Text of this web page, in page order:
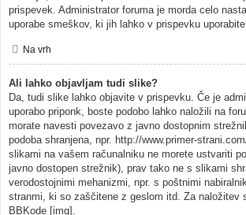
prispevek. Administrator foruma je morda celo
uporabe smeškov, ki jih lahko v prispevku uporabite.
Na vrh
Ali lahko objavljam tudi slike?
Da, tudi slike lahko objavite v prispevku. Če je
uporabo priponk, boste podobo lahko naložili na
morate navesti povezavo z javno dostopnim
podoba shranjena, npr. http://www.primer-
slikami na vašem računalniku ne morete ustvariti
javno dostopen strežnik), prav tako ne s slikami
verodostojnimi mehanizmi, npr. s poštnimi
stranmi, ki so zaščitene z geslom itd. Za naložitev
BBKode [img].